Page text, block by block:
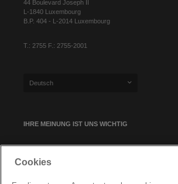
44 Boulevard Joseph II
L-1840 Luxembourg
B.P. 404 - L-2014 Luxembourg
T.: 2755 F.: 2755-2001
Deutsch
IHRE MEINUNG IST UNS WICHTIG
NEWSLETTER-ANMELDUNG
Cookies